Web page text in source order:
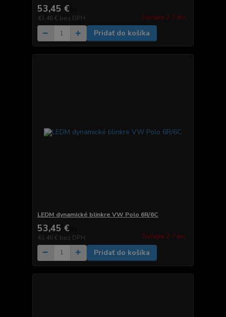
53,45 €
43,46 € bez DPH Zvyčajne 2-7 dni.
Pridať do košíka
LEDM dynamické blinkre VW Polo 6R/6C
53,45 €
43,46 € bez DPH Zvyčajne 2-7 dni.
Pridať do košíka